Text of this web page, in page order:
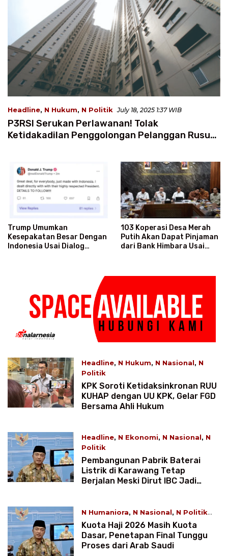
Headline, N Hukum, N Politik July 18, 2025 1:37 WIB
P3RSI Serukan Perlawanan! Tolak
Ketidakadilan Penggolongan Pelanggan Rusun
Trump Umumkan
Kesepakatan Besar Dengan
Indonesia Usai Dialog
103 Koperasi Desa Merah
Putih Akan Dapat Pinjaman
dari Bank Himbara Usai
Headline, N Hukum, N Nasional, N
Politik
July 12, 2025 3:11 WIB
KPK Soroti Ketidaksinkronan RUU
KUHAP dengan UU KPK, Gelar FGD
Bersama Ahli Hukum
Headline, N Ekonomi, N Nasional, N
Politik
July 12, 2025 3:01 WIB
Pembangunan Pabrik Baterai
Listrik di Karawang Tetap
Berjalan Meski Dirut IBC Jadi
N Humaniora, N Nasional, N Politik
July 12, 2025 2:58 WIB
Kuota Haji 2026 Masih Kuota
Dasar, Penetapan Final Tunggu
Proses dari Arab Saudi